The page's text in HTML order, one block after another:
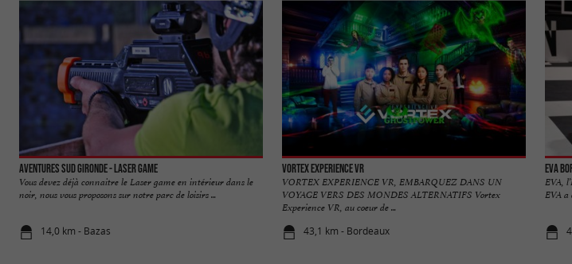
Aventures Sud Gironde - Laser Game
Vous devez déjà connaitre le Laser game en intérieur dans le
noir, nous vous proposons sur notre parc de loisirs ...
14,0 km - Bazas
VORTEX EXPERIENCE VR
VORTEX EXPERIENCE VR, EMBARQUEZ DANS UN
VOYAGE VERS DES MONDES ALTERNATIFS Vortex
Experience VR, au coeur de ...
43,1 km - Bordeaux
EVA
EVA,
EVA a